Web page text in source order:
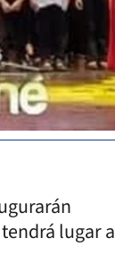
lugar a